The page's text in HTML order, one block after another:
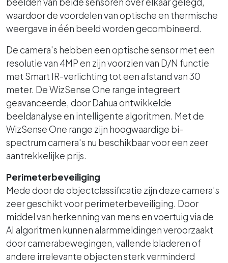
beelden van beide sensoren over elkaar gelegd,
waardoor de voordelen van optische en thermische
weergave in één beeld worden gecombineerd.
De camera's hebben een optische sensor met een
resolutie van 4MP en zijn voorzien van D/N functie
met Smart IR-verlichting tot een afstand van 30
meter. De WizSense One range integreert
geavanceerde, door Dahua ontwikkelde
beeldanalyse en intelligente algoritmen. Met de
WizSense One range zijn hoogwaardige bi-
spectrum camera's nu beschikbaar voor een zeer
aantrekkelijke prijs.
Perimeterbeveiliging
Mede door de objectclassificatie zijn deze camera's
zeer geschikt voor perimeterbeveiliging. Door
middel van herkenning van mens en voertuig via de
AI algoritmen kunnen alarmmeldingen veroorzaakt
door camerabewegingen, vallende bladeren of
andere irrelevante objecten sterk verminderd